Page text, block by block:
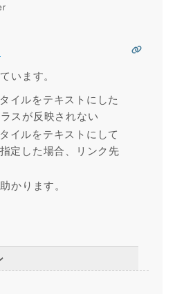
います。
イルをテキストにした
スが反映されない
イルをテキストにして
定した場合、リンク先
かります。